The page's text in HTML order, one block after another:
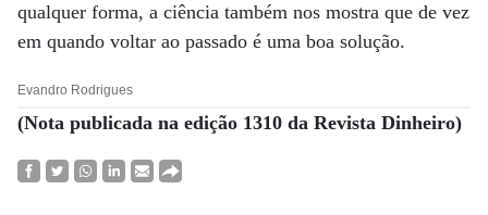
qualquer forma, a ciência também nos mostra que de vez
em quando voltar ao passado é uma boa solução.
Evandro Rodrigues
(Nota publicada na edição 1310 da Revista Dinheiro)